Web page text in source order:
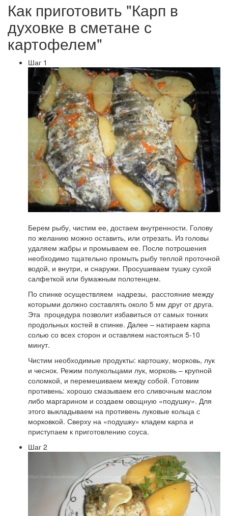
Как приготовить "Карп в
духовке в сметане с
картофелем"
Шаг 1
Берем рыбу, чистим ее, достаем внутренности. Голову
по желанию можно оставить, или отрезать. Из головы
удаляем жабры и промываем ее. После потрошения
необходимо тщательно промыть рыбу теплой проточной
водой, и внутри, и снаружи. Просушиваем тушку сухой
салфеткой или бумажным полотенцем.
По спинке осуществляем надрезы, расстояние между
которыми должно составлять около 5 мм друг от друга.
Эта процедура позволит избавиться от самых тонких
продольных костей в спинке. Далее – натираем карпа
солью со всех сторон и оставляем настояться 5-10
минут.
Чистим необходимые продукты: картошку, морковь, лук
и чеснок. Режим полукольцами лук, морковь – крупной
соломкой, и перемешиваем между собой. Готовим
противень: хорошо смазываем его сливочным маслом
либо маргарином и создаем овощную «подушку». Для
этого выкладываем на противень луковые кольца с
морковкой. Сверху на «подушку» кладем карпа и
приступаем к приготовлению соуса.
Шаг 2